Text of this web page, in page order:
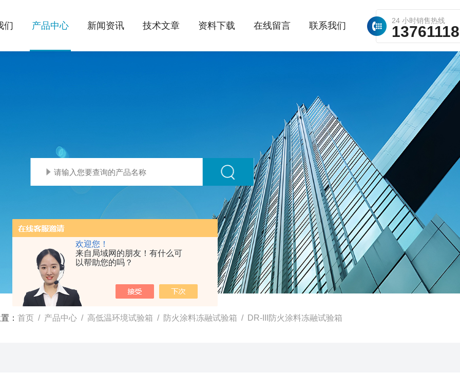
欢迎您！
来自局域网的朋友！有什么可
以帮助您的吗？
24 小时销售热线
们 产品中心 新闻资讯 技术文章 资料下载 在线留言 联系我们
： 首页 / 产品中心 / 高低温环境试验箱 / 防火涂料冻融试验箱 / DR-III防火涂料冻融试验箱